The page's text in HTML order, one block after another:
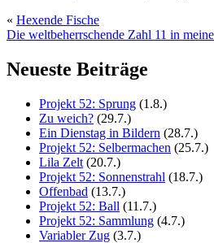
« Hexende Fische
Die weltbeherrschende Zahl 11 in
Neueste Beiträge
Projekt 52: Sprung (1.8.)
Zu weich? (29.7.)
Ein Dienstag in Bildern (28.7.)
Projekt 52: Selbermachen (25.7.)
Lila Zelt (20.7.)
Projekt 52: Sonnenstrahl (18.7.)
Offenbad (13.7.)
Projekt 52: Ball (11.7.)
Projekt 52: Sammlung (4.7.)
Variabler Zug (3.7.)